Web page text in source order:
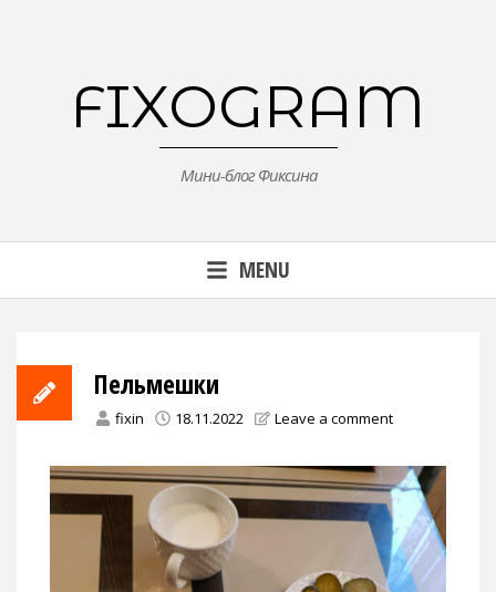
FIXOGRAM
Мини-блог Фиксина
MENU
Пельмешки
fixin 18.11.2022 Leave a comment